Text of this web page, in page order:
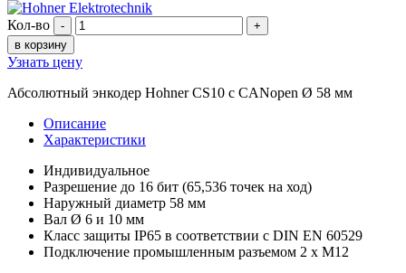
Кол-во -
+
в корзину
Узнать цену
Абсолютный энкодер Hohner CS10 с CANopen Ø 58 мм
Описание
Характеристики
Индивидуальное
Разрешение до 16 бит (65,536 точек на ход)
Наружный диаметр 58 мм
Вал Ø 6 и 10 мм
Класс защиты IP65 в соответствии с DIN EN 60529
Подключение промышленным разъемом 2 x M12